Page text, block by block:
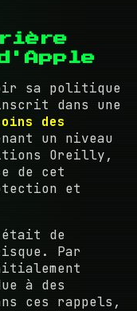
sa politique
dans une
des
un niveau
Oreilly,
de cet
et
de
Par
à des
ces rappels,